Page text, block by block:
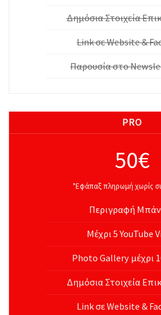
Δημόσια Στοιχεία
Link σε Website &
Παρουσία στο
PRO
50€
*Εφάπαξ πληρωμή χωρίς
Περιγραφή
Μέχρι 5 YouTube
Photo Gallery μέχρι
Δημόσια Στοιχεία
Link σε Website &